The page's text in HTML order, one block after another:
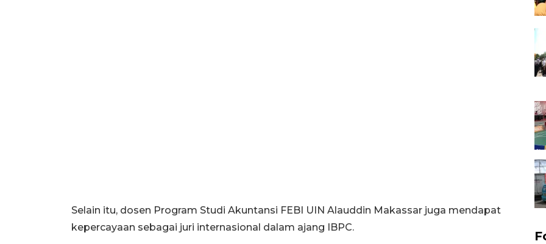
Selain itu, dosen Program Studi Akuntansi FEBI UIN Alauddin Makassar juga mendapat
kepercayaan sebagai juri internasional dalam ajang IBPC.